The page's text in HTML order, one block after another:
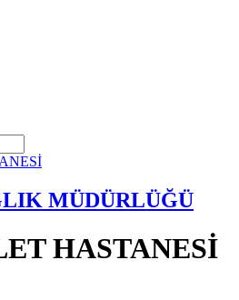
MÜDÜRLÜĞÜ
HASTANESİ